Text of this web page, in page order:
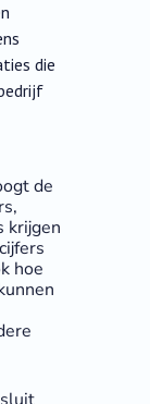
die
de
krijgen
hoe